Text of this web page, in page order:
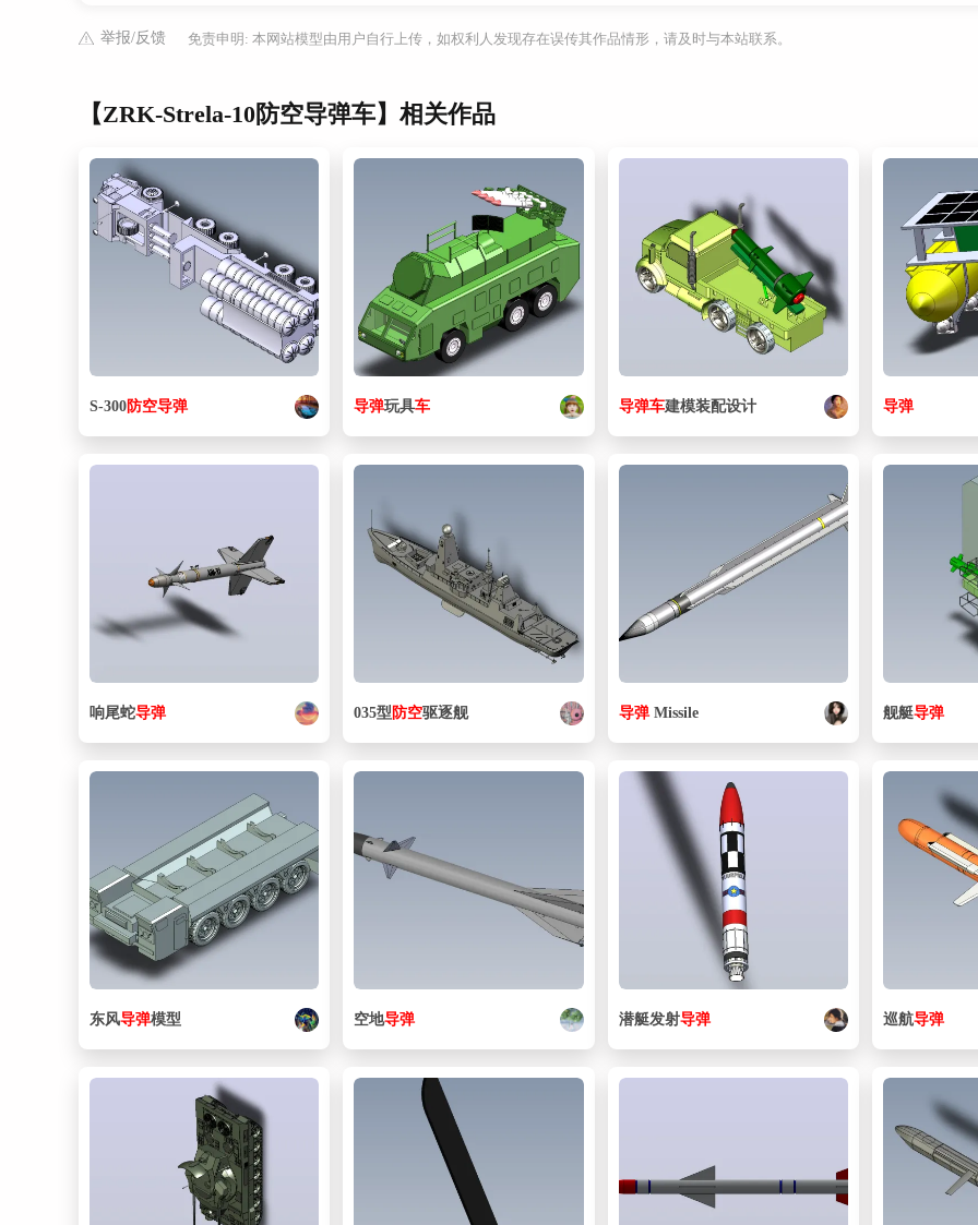
举报/反馈 免责申明: 本网站模型由用户自行上传，如权利人发现存在误传其作品情形，请及时与本站联系。
【ZRK-Strela-10防空导弹车】相关作品
S-300防空导弹 导弹玩具车 导弹车建模装配设计 导弹
响尾蛇导弹 035型 防空驱逐舰 导弹Missile 舰艇导弹
东风导弹模型 空地导弹 潜艇发射导弹 巡航导弹